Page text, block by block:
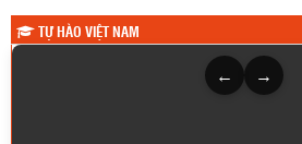
TỰ HÀO VIỆT NAM
← →